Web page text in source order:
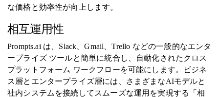
な価格と効率性が向上します。
相互運用性
Prompts.ai は、Slack、Gmail、Trello などの一般的なエンタ
ープライズ ツールと簡単に統合し、自動化されたクロス
プラットフォーム ワークフローを可能にします。ビジネ
ス層とエンタープライズ層には、さまざまなAIモデルと
社内システムを接続してスムーズな運用を実現する「相